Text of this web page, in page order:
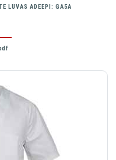
LUVAS ADEEPI: GA5A